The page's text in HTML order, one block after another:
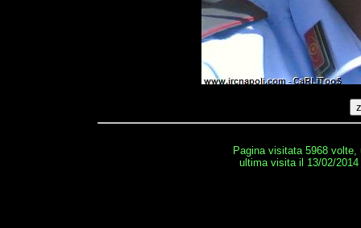
Pagina visitata 5968
ultima visita il 13/02/